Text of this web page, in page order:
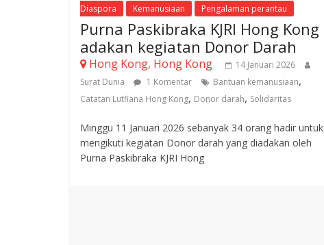
Diaspora
Kemanusiaan Pengalaman perantau
Purna Paskibraka KJRI Hong Kong
adakan kegiatan Donor Darah
Hong Kong, Hong Kong
14 Januari 2026
Surat Dunia
1 Komentar Bantuan kemanusiaan,
Catatan Lutfiana Hong Kong, Donor darah, Solidaritas
Minggu 11 Januari 2026 sebanyak 34 orang hadir untuk
mengikuti kegiatan Donor darah yang diadakan oleh
Purna Paskibraka KJRI Hong